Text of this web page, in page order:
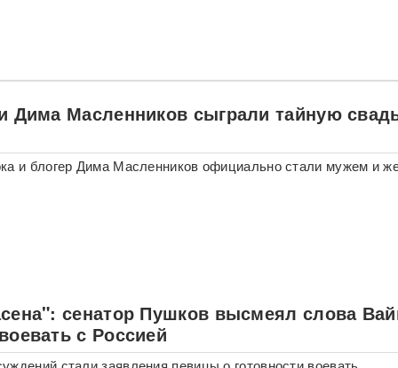
Дима Масленников сыграли тайную
и блогер Дима Масленников официально стали мужем и
сенатор Пушков высмеял слова
с Россией